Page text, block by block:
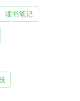
读书笔记